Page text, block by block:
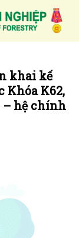
khai kế
Khóa K62,
– hệ chính